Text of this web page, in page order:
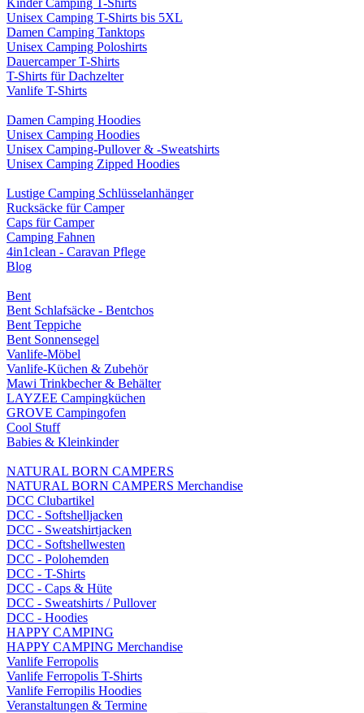
Kinder Camping T-Shirts
Unisex Camping T-Shirts bis 5XL
Damen Camping Tanktops
Unisex Camping Poloshirts
Dauercamper T-Shirts
T-Shirts für Dachzelter
Vanlife T-Shirts
Damen Camping Hoodies
Unisex Camping Hoodies
Unisex Camping-Pullover & -Sweatshirts
Unisex Camping Zipped Hoodies
Lustige Camping Schlüsselanhänger
Rucksäcke für Camper
Caps für Camper
Camping Fahnen
4in1clean - Caravan Pflege
Blog
Bent
Bent Schlafsäcke - Bentchos
Bent Teppiche
Bent Sonnensegel
Vanlife-Möbel
Vanlife-Küchen & Zubehör
Mawi Trinkbecher & Behälter
LAYZEE Campingküchen
GROVE Campingofen
Cool Stuff
Babies & Kleinkinder
NATURAL BORN CAMPERS
NATURAL BORN CAMPERS Merchandise
DCC Clubartikel
DCC - Softshelljacken
DCC - Sweatshirtjacken
DCC - Softshellwesten
DCC - Polohemden
DCC - T-Shirts
DCC - Caps & Hüte
DCC - Sweatshirts / Pullover
DCC - Hoodies
HAPPY CAMPING
HAPPY CAMPING Merchandise
Vanlife Ferropolis
Vanlife Ferropolis T-Shirts
Vanlife Ferropilis Hoodies
Veranstaltungen & Termine